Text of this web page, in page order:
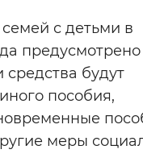
с детьми в
предусмотрено
будут
пособия,
меры